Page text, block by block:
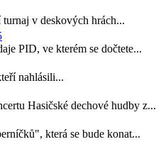
v deskových hrách...
PID, ve kterém se dočtete...
nahlásili...
Hasičské dechové hudby z...
která se bude konat...